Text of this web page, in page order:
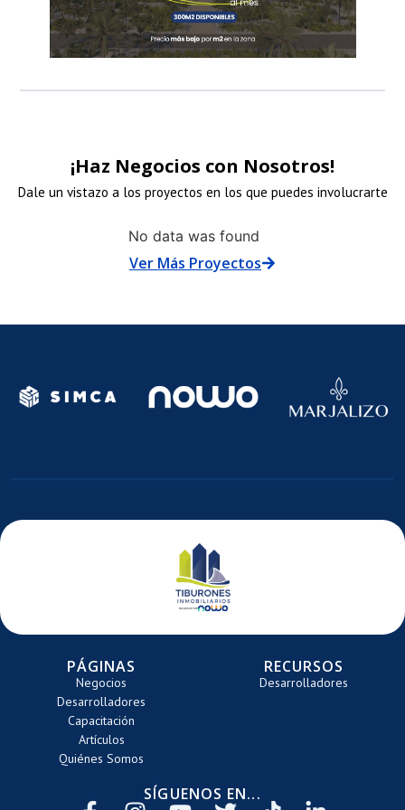
¡Haz Negocios con Nosotros!
Dale un vistazo a los proyectos en los que puedes involucrarte
No data was found
Ver Más Proyectos
ENLACE
DE
IMAGEN
CARRETE
ENLACE
DE
DE
PÁGINAS
Negocios
Desarrolladores
Capacitación
Artículos
Quiénes Somos
RECURSOS
Desarrolladores
SÍGUENOS EN...